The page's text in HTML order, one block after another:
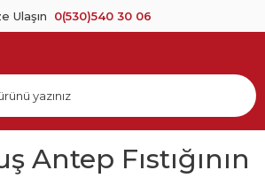
Ulaşın 0(530)540 30 06
Antep Fıstığının